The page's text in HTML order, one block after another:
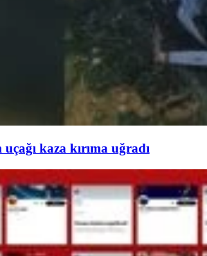
kaza kırıma uğradı